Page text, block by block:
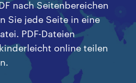
nach Seitenbereichen
Sie jede Seite in eine
PDF-Dateien
online teilen